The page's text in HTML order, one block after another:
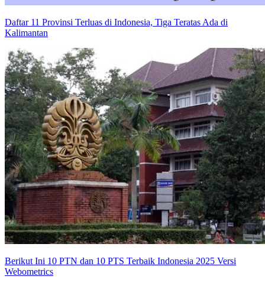
Daftar 11 Provinsi Terluas di Indonesia, Tiga Teratas Ada di
Kalimantan
Berikut Ini 10 PTN dan 10 PTS Terbaik Indonesia 2025 Versi
Webometrics